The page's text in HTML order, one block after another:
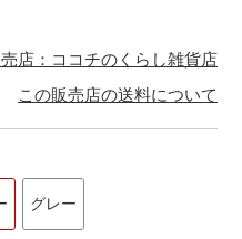
店：ココチのくらし雑貨店
この販売店の送料について
グレー